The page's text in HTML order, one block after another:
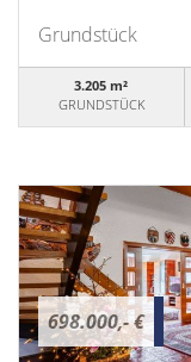
Grundstück
3.205 m²
GRUNDSTÜCK
698.000,- €